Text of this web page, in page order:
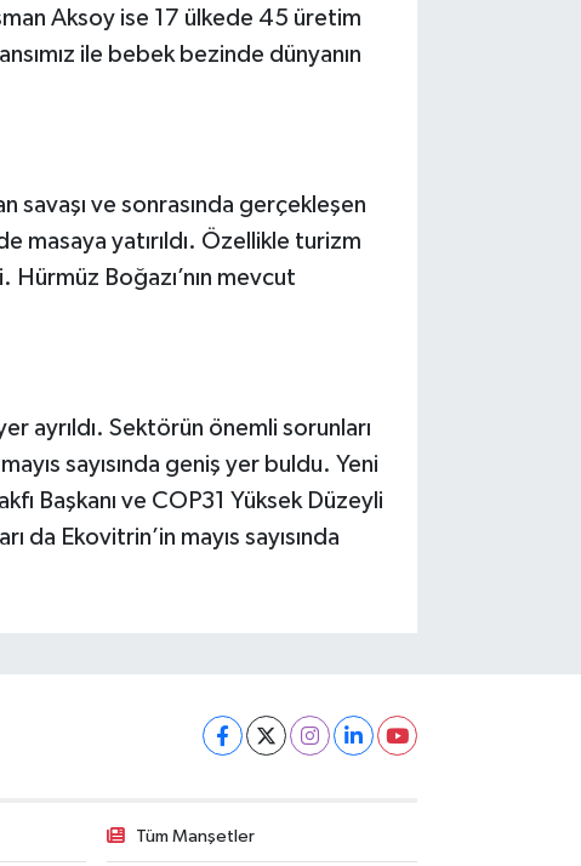
Aksoy ise 17 ülkede 45 üretim
ile bebek bezinde dünyanın
savaşı ve sonrasında gerçekleşen
masaya yatırıldı. Özellikle turizm
Boğazı’nın mevcut
ayrıldı. Sektörün önemli sorunları
sayısında geniş yer buldu. Yeni
Başkanı ve COP31 Yüksek Düzeyli
da Ekovitrin’in mayıs sayısında
Tüm Manşetler